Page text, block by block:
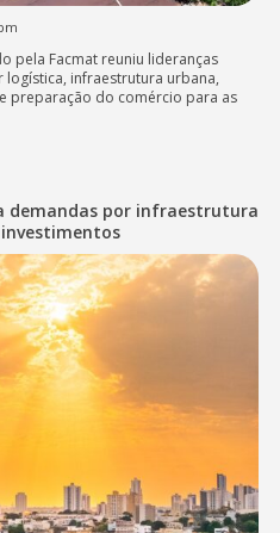
pela Facmat reuniu lideranças
infraestrutura urbana,
preparação do comércio para as
demandas por infraestrutura